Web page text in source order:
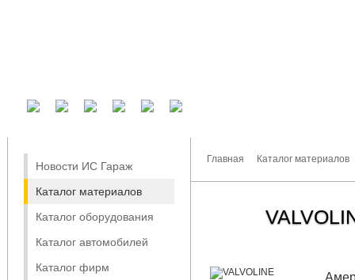
Новости ИС Гараж
Каталог материалов
Каталог оборудования
Каталог автомобилей
Каталог фирм
Главная Каталог материалов